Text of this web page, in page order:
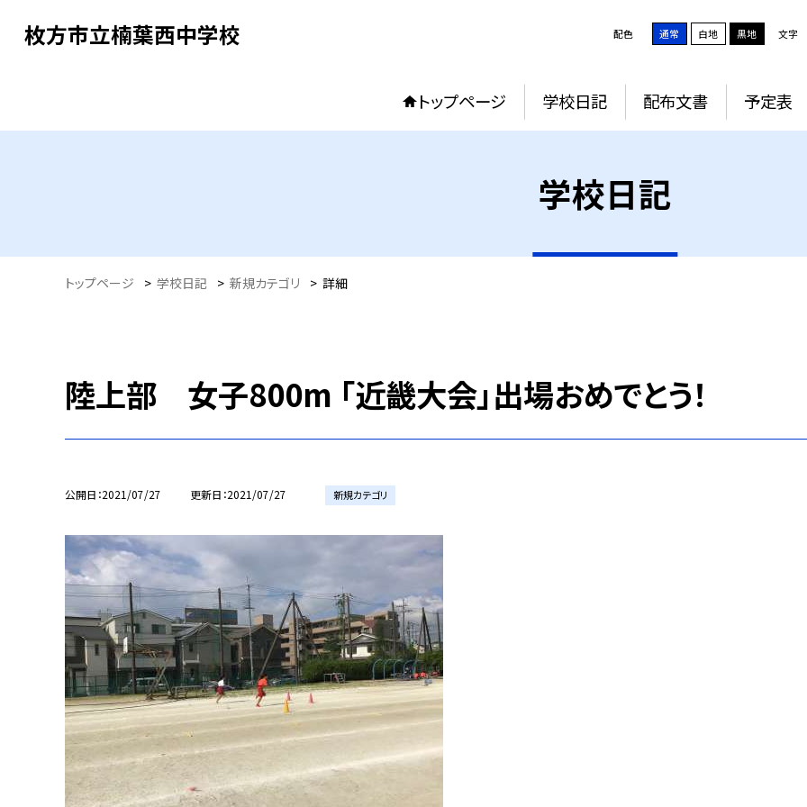
枚方市立楠葉西中学校 配色 通常 白地 黒地 文字
トップページ 学校日記 配布文書 予定表
学校日記
トップページ > 学校日記 > 新規カテゴリ > 詳細
陸上部 女子800m 「近畿大会」出場おめでとう！
公開日 2021/07/27 更新日 2021/07/27 新規カテゴリ